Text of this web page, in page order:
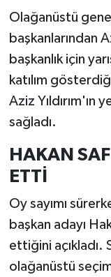
Olağanüstü
başkanlarından
başkanlık için
katılım
Aziz Yıldırım'ın
sağladı.
HAKAN
ETTİ
Oy sayımı
başkan adayı
ettiğini
olağanüstü